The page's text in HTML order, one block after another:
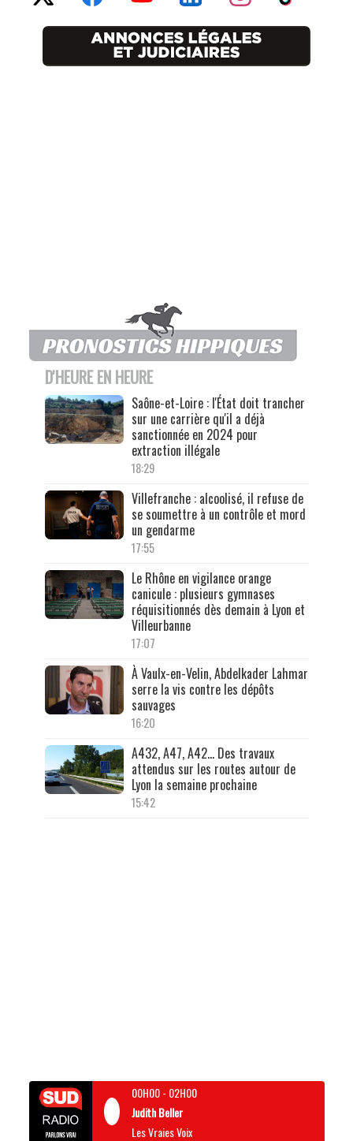
D'HEURE EN HEURE
Saône-et-Loire : l'État doit trancher
sur une carrière qu'il a déjà
sanctionnée en 2024 pour
extraction illégale
18:29
Villefranche : alcoolisé, il refuse de
se soumettre à un contrôle et mord
un gendarme
17:55
Le Rhône en vigilance orange
canicule : plusieurs gymnases
réquisitionnés dès demain à Lyon et
Villeurbanne
17:07
À Vaulx-en-Velin, Abdelkader Lahmar
serre la vis contre les dépôts
sauvages
16:20
A432, A47, A42… Des travaux
attendus sur les routes autour de
Lyon la semaine prochaine
15:42
00H00- 02H00
Judith Beller
Les Vraies Voix